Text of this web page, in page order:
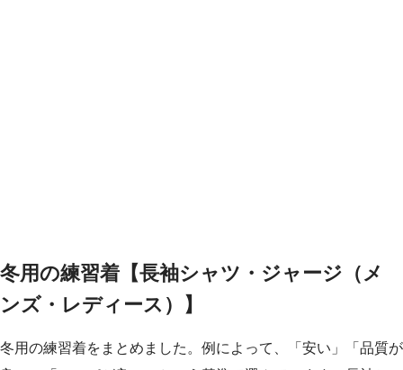
冬用の練習着【長袖シャツ・ジャージ（メ
ンズ・レディース）】
冬用の練習着をまとめました。例によって、「安い」「品質が